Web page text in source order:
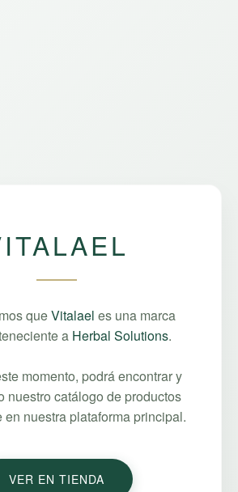
queVitalael es una marca
a Herbal Solutions.
momento, podrá encontrar y
nuestro catálogo de productos
en nuestra plataforma principal.
VER EN TIENDA